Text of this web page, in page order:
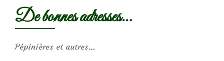
De bonnes adresses…
Pépinières et autres…